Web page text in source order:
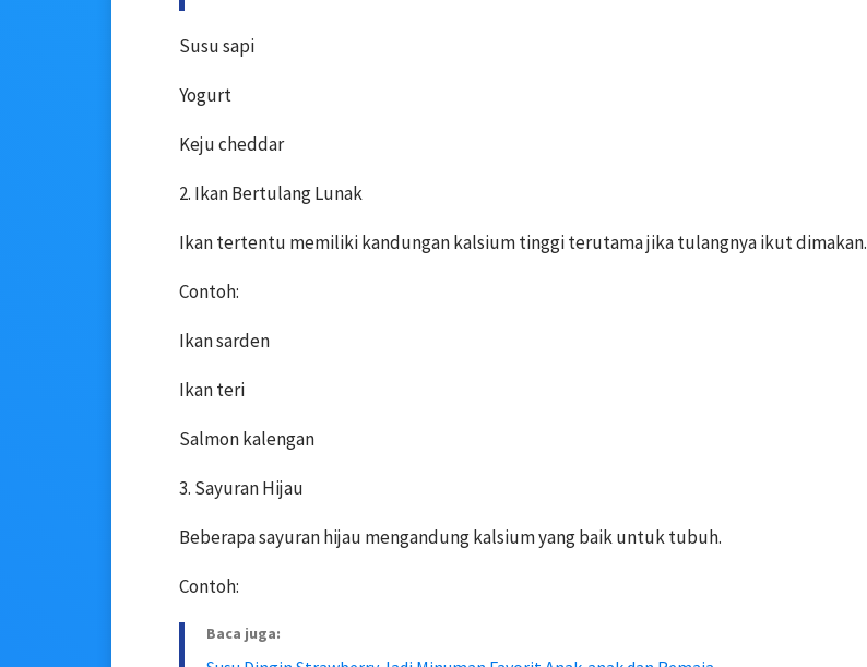
Susu sapi
Yogurt
Keju cheddar
2. Ikan Bertulang Lunak
Ikan tertentu memiliki kandungan kalsium tinggi terutama jika tulangnya ikut dimakan.
Contoh:
Ikan sarden
Ikan teri
Salmon kalengan
3. Sayuran Hijau
Beberapa sayuran hijau mengandung kalsium yang baik untuk tubuh.
Contoh:
Baca juga: